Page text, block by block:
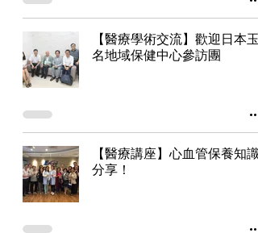
【醫療學術交流】歡迎日本玉
名地域保健中心參訪團
【醫療講座】心血管保養知識
分享！